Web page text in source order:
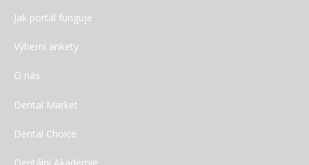
Kulzer: Speciální nabídka – léto 2026
Jak portál funguje
Výherní ankety
O nás
Dental Market
Dental Choice
Dentální Akademie